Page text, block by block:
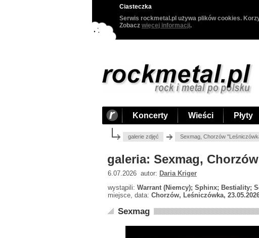
Ciasteczka
Serwis rockmetal.pl używa plików cookies.
Zobacz więcej informacji.
Koncerty Wieści Płyty
galerie zdjęć Sexmag, Chorzów
galeria: Sexmag,
6.07.2026 autor: Daria Kriger
wystąpili: Warrant (Niemcy); Sphinx; Bestiality;
miejsce, data: Chorzów, Leśniczówka,
Sexmag